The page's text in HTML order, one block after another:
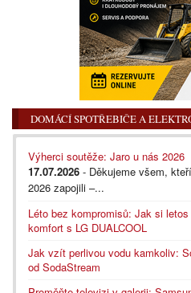
DOMÁCÍ SPOTŘEBIČE A
Výherci soutěže: Jaro u nás 2026
17.07.2026 - Děkujeme všem,
2026 zapojili –...
Léto bez kompromisů: Jak si
komfort s LG DUALCOOL
Jak vzít perlivou vodu kamkoliv:
od SodaStream